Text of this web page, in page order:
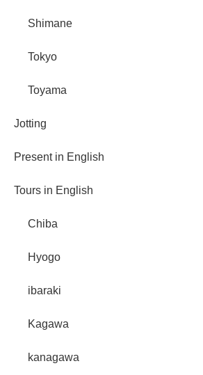
Shimane
Tokyo
Toyama
Jotting
Present in English
Tours in English
Chiba
Hyogo
ibaraki
Kagawa
kanagawa